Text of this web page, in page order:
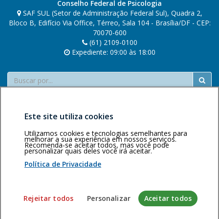
Conselho Federal de Psicologia
SAF SUL (Setor de Administração Federal Sul), Quadra 2,
Bloco B, Edifício Via Office, Térreo, Sala 104 - Brasília/DF - CEP:
70070-600
(61) 2109-0100
Expediente: 09:00 às 18:00
Buscar
Área restritaPolítica de
privacidade
Personalização
de cookies
Voltar ao topo
Sistema desenvolvido pela Gerência de Tecnologia da
Este site utiliza cookies
Utilizamos cookies e tecnologias semelhantes para
melhorar a sua experiência em nossos serviços.
Recomenda-se aceitar todos, mas você pode
personalizar quais deles você irá aceitar.
Política de Privacidade
Rejeitar todos Personalizar Aceitar todos